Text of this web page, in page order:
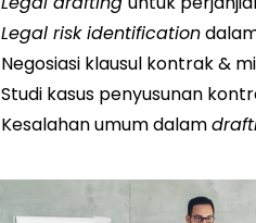
Legal risk identification
Negosiasi klausul kontrak &
Studi kasus penyusunan
Kesalahan umum dalam